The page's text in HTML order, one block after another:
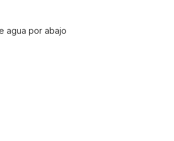
agua por abajo